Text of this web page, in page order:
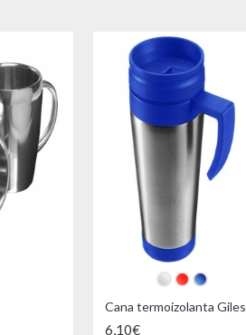
Cana termoizolanta Giles
6,10€